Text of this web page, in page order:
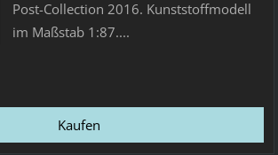
Post-Collection 2016. Kunststoffmodell
im Maßstab 1:87....